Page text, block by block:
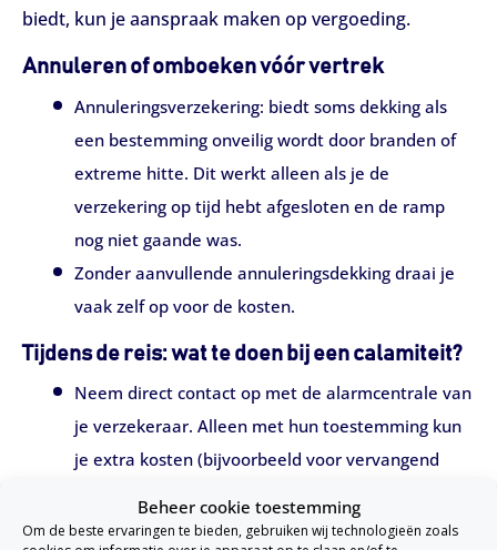
Beheer cookie toestemming
Om de beste ervaringen te bieden, gebruiken wij technologieën zoals
biedt, kun je aanspraak maken op vergoeding.
Annuleren of omboeken vóór vertrek
Annuleringsverzekering: biedt soms dekking als
een bestemming onveilig wordt door branden of
extreme hitte. Dit werkt alleen als je de
verzekering op tijd hebt afgesloten en de ramp
nog niet gaande was.
Zonder aanvullende annuleringsdekking draai je
vaak zelf op voor de kosten.
Tijdens de reis: wat te doen bij een calamiteit?
Neem direct contact op met de alarmcentrale van
je verzekeraar. Alleen met hun toestemming kun
je extra kosten (bijvoorbeeld voor vervangend
Maak foto’s van de situatie en bewaar bonnetjes